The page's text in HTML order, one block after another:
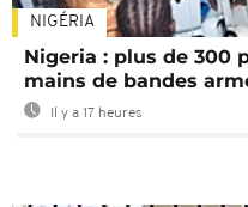
NIGÉRIA
Nigeria : plus de 300
mains de bandes
Il y a 17 heures